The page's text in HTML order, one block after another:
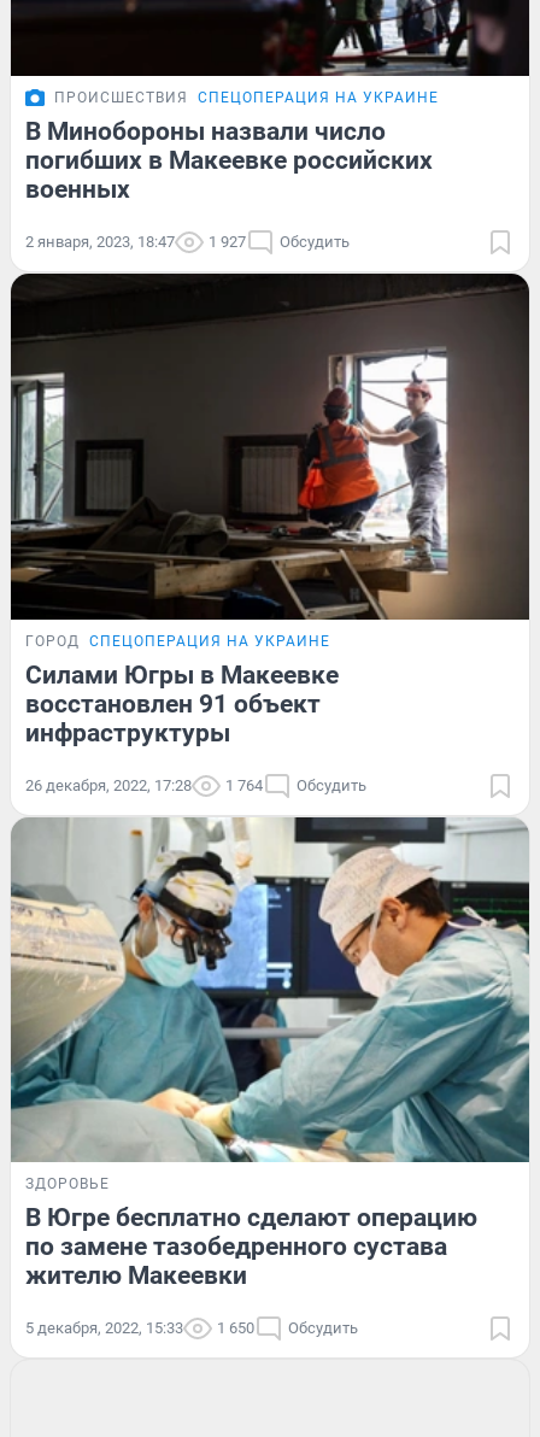
ПРОИСШЕСТВИЯ СПЕЦОПЕРАЦИЯ НА УКРАИНЕ
В Минобороны назвали число
погибших в Макеевке российских
военных
2 января, 2023, 18:47 1 927 Обсудить
ГОРОД СПЕЦОПЕРАЦИЯ НА УКРАИНЕ
Силами Югры в Макеевке
восстановлен 91 объект
инфраструктуры
26 декабря, 2022, 17:28 1 764 Обсудить
ЗДОРОВЬЕ
В Югре бесплатно сделают операцию
по замене тазобедренного сустава
жителю Макеевки
5 декабря, 2022, 15:33 1 650 Обсудить